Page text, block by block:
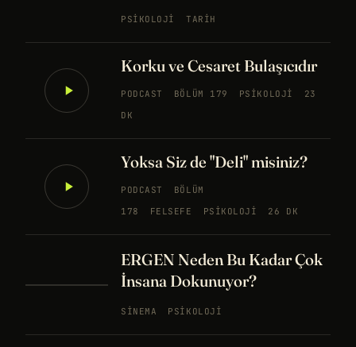
PSIKOLOJI TARIH
Korku ve Cesaret Bulaşıcıdır
PODCAST BÖLÜM 179 PSIKOLOJI
23
DK
Yoksa Siz de "Deli" misiniz?
PODCAST
BÖLÜM
178
FELSEFE PSIKOLOJI 26 DK
ERGEN Neden Bu Kadar Çok
İnsana Dokunuyor?
SINEMA PSIKOLOJI